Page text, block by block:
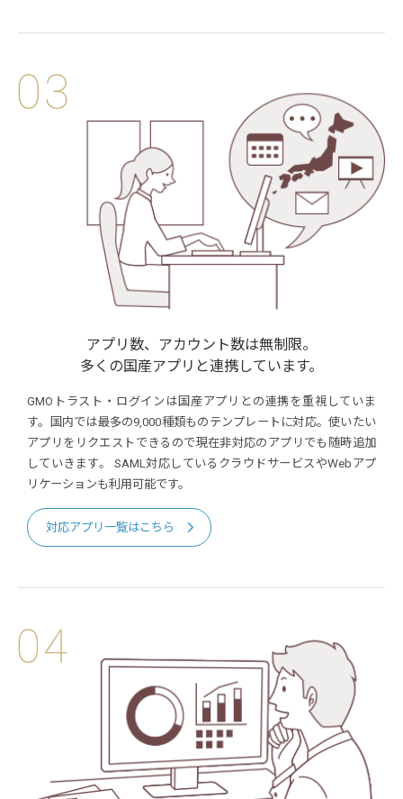
アプリ数、アカウント数は無制限。
多くの国産アプリと連携しています。
GMOトラスト・ログインは国産アプリとの連携を重視していま
す。国内では最多の9,000種類ものテンプレートに対応。使いたい
アプリをリクエストできるので現在非対応のアプリでも随時追加
していきます。 SAML対応しているクラウドサービスやWebアプ
リケーションも利用可能です。
対応アプリ一覧はこちら